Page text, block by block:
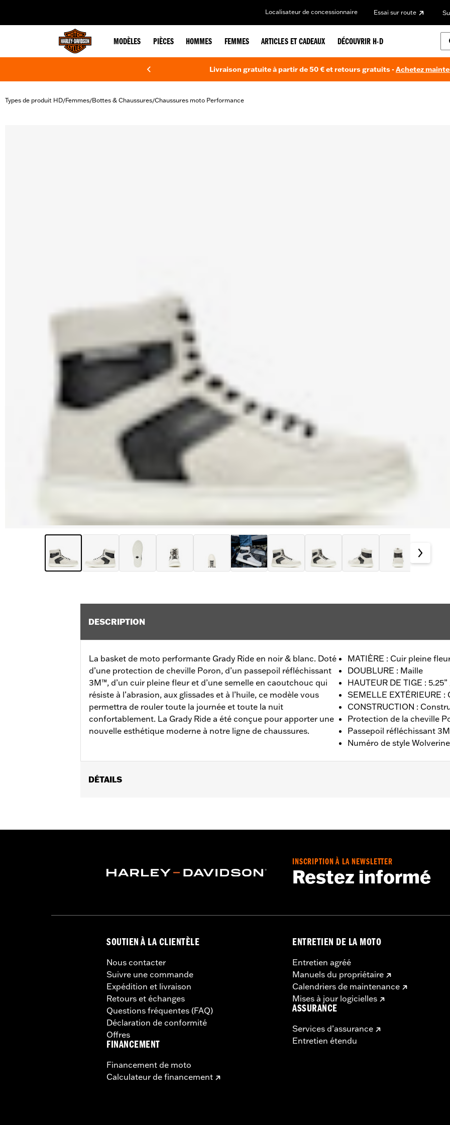
Localisateur de concessionnaire Essai sur route
MODÈLES PIÈCES HOMMES FEMMES ARTICLES ET CADEAUX DÉCOUVRIR H-D
Livraison gratuite à partir de 50 € et retours gratuits -Achetez
Types de produit HD/Femmes/Bottes & Chaussures/Chaussures moto Performance
DESCRIPTION
La basket de moto performante Grady Ride en noir & blanc. Doté
d’une protection de cheville Poron, d’un passepoil réfléchissant
3M™, d’un cuir pleine fleur et d’une semelle en caoutchouc qui
résiste à l’abrasion, aux glissades et à l’huile, ce modèle vous
permettra de rouler toute la journée et toute la nuit
confortablement. La Grady Ride a été conçue pour apporter une
nouvelle esthétique moderne à notre ligne de chaussures.
MATIÈRE : Cuir pleine
DOUBLURE : Maille
HAUTEUR DE TIGE :
SEMELLE EXTÉRIEURE
CONSTRUCTION :
Protection de la cheville
Passepoil réfléchissant
Numéro de style
DÉTAILS
Origine:Importé
INSCRIPTION À LA NEWSLETTER
Restez informé
SOUTIEN À LA CLIENTÈLE
Nous contacter
Suivre une commande
Expédition et livraison
Retours et échanges
Questions fréquentes (FAQ)
Déclaration de conformité
Offres
FINANCEMENT
Financement de moto
Calculateur de financement
ENTRETIEN DE LA MOTO
Entretien agréé
Manuels du propriétaire
Calendriers de maintenance
Mises à jour logicielles
ASSURANCE
Services d’assurance
Entretien étendu